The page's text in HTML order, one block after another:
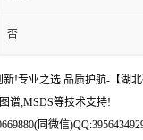
否
新!专业之选 品质护航-【湖
谱;MSDS等技术支持!
同微信